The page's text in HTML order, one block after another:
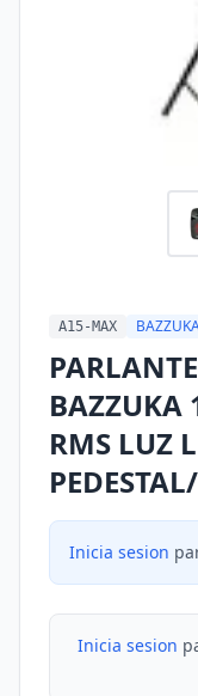
A15-MAX
BAZZUKA
RMS LUZ
Inicia sesion
Inicia sesion